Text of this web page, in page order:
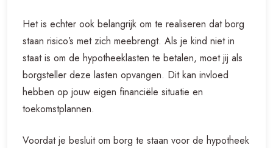
Het is echter ook belangrijk om te realiseren dat borg
staan risico’s met zich meebrengt. Als je kind niet in
staat is om de hypotheeklasten te betalen, moet jij als
borgsteller deze lasten opvangen. Dit kan invloed
hebben op jouw eigen financiële situatie en
toekomstplannen.
Voordat je besluit om borg te staan voor de hypotheek